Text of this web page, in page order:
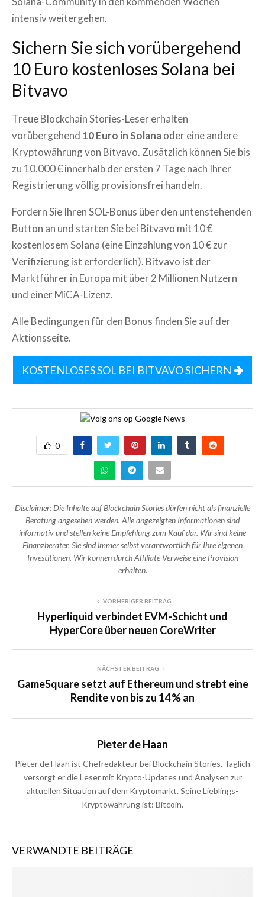
intensiv weitergehen.
Sichern Sie sich vorübergehend
10 Euro kostenloses Solana bei
Bitvavo
Treue Blockchain Stories-Leser erhalten
vorübergehend 10 Euro in Solanaoder eine andere
Kryptowährung von Bitvavo. Zusätzlich können Sie bis
zu 10.000 € innerhalb der ersten 7 Tage nach Ihrer
Registrierung völlig provisionsfrei handeln.
Fordern Sie Ihren SOL-Bonus über den untenstehenden
Button an und starten Sie bei Bitvavo mit 10 €
kostenlosem Solana (eine Einzahlung von 10 € zur
Verifizierung ist erforderlich). Bitvavo ist der
Marktführer in Europa mit über 2 Millionen Nutzern
und einer MiCA-Lizenz.
Alle Bedingungen für den Bonus finden Sie auf der
Aktionsseite.
KOSTENLOSES SOL BEI BITVAVO SICHERN
0
Disclaimer: Die Inhalte auf Blockchain Stories dürfen nicht als finanzielle
Beratung angesehen werden. Alle angezeigten Informationen sind
informativ und stellen keine Empfehlung zum Kauf dar. Wir sind keine
Finanzberater. Sie sind immer selbst verantwortlich für Ihre eigenen
Investitionen. Wir können durch Affiliate-Verweise eine Provision
erhalten.
VORHERIGER BEITRAG
Hyperliquid verbindet EVM-Schicht und
HyperCore über neuen CoreWriter
NÄCHSTER BEITRAG
GameSquare setzt auf Ethereum und strebt eine
Rendite von bis zu 14 % an
Pieter de Haan
Pieter de Haan ist Chefredakteur bei Blockchain Stories. Täglich
versorgt er die Leser mit Krypto-Updates und Analysen zur
aktuellen Situation auf dem Kryptomarkt. Seine Lieblings-
Kryptowährung ist: Bitcoin.
VERWANDTE BEITRÄGE